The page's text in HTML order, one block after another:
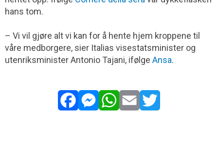
hans tom.
– Vi vil gjøre alt vi kan for å hente hjem kroppene til
våre medborgere, sier Italias visestatsminister og
utenriksminister Antonio Tajani, ifølge Ansa.